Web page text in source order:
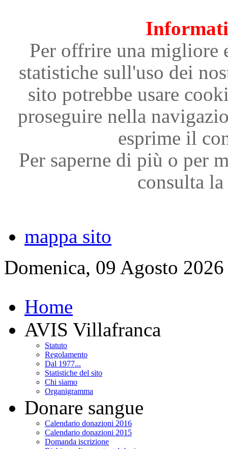
Per offrire una migliore
statistiche sull'uso dei
sito potrebbe usare
proseguire nella
esprime il
Per saperne di più o per
consulta
mappa sito
Domenica, 09 Agosto 2026
Home
AVIS Villafranca
Statuto
Regolamento
Dal 1977...
Statistiche del sito
Chi siamo
Organigramma
Donare sangue
Calendario donazioni 2016
Calendario donazioni 2015
Domanda iscrizione